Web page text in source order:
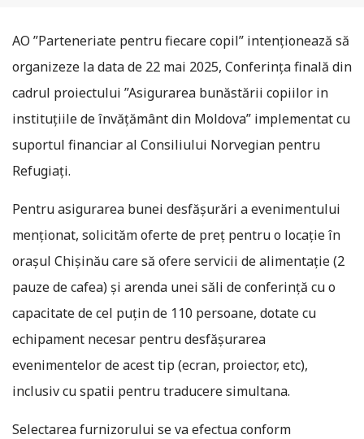
AO ”Parteneriate pentru fiecare copil” intenționează să
organizeze la data de 22 mai 2025, Conferința finală din
cadrul proiectului ”Asigurarea bunăstării copiilor in
instituțiile de învățământ din Moldova” implementat cu
suportul financiar al Consiliului Norvegian pentru
Refugiați.
Pentru asigurarea bunei desfășurări a evenimentului
menționat, solicităm oferte de preț pentru o locație în
orașul Chișinău care să ofere servicii de alimentație (2
pauze de cafea) și arenda unei săli de conferință cu o
capacitate de cel puțin de 110 persoane, dotate cu
echipament necesar pentru desfășurarea
evenimentelor de acest tip (ecran, proiector, etc),
inclusiv cu spatii pentru traducere simultana.
Selectarea furnizorului se va efectua conform